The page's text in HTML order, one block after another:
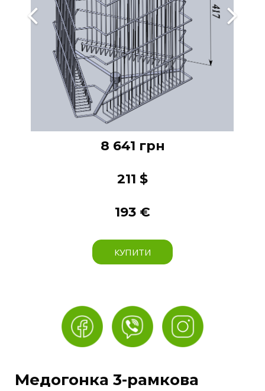
Новини
Контакти
8 641 грн
211 $
193 €
КУПИТИ
Медогонка 3-рамкова